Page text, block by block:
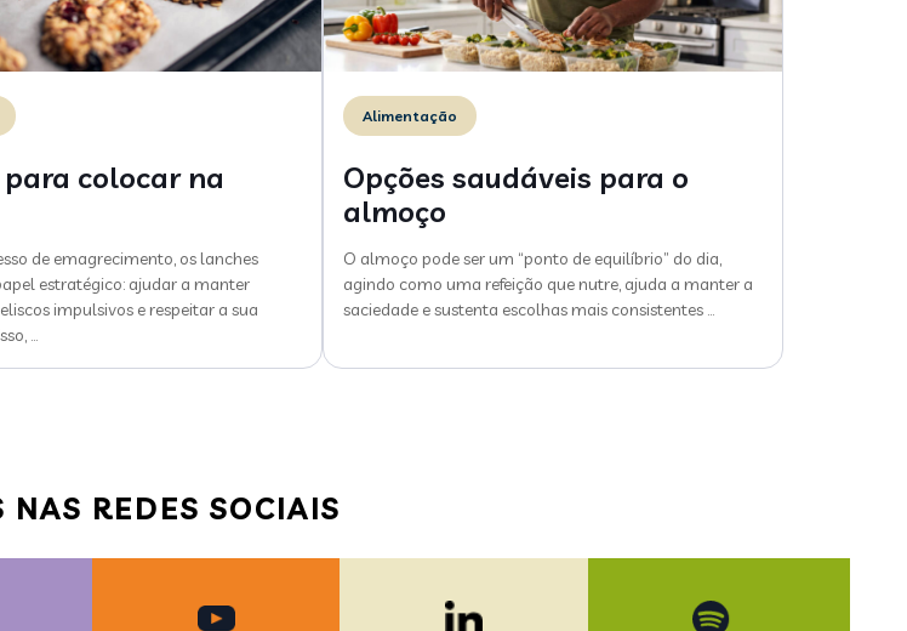
para colocar na
de emagrecimento, os lanches
estratégico: ajudar a manter
impulsivos e respeitar a sua
…
Alimentação
Opções saudáveis para o
almoço
O almoço pode ser um “ponto de equilíbrio” do dia,
agindo como uma refeição que nutre, ajuda a manter a
saciedade e sustenta escolhas mais consistentes …
NAS REDES SOCIAIS